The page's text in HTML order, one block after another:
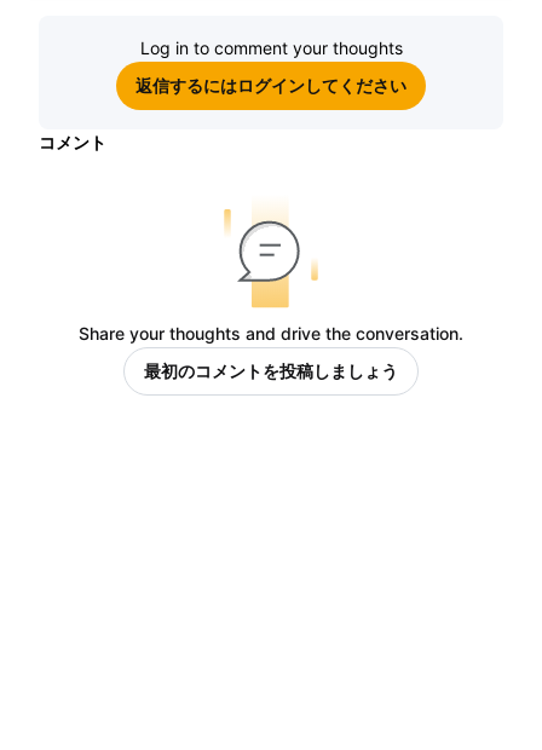
Log in to comment your thoughts
返信するにはログインしてください
コメント
Share your thoughts and drive the conversation.
最初のコメントを投稿しましょう